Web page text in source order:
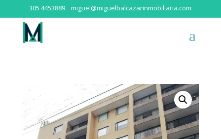
305 4453889miguel@miguelbalcazarinmobiliaria.com